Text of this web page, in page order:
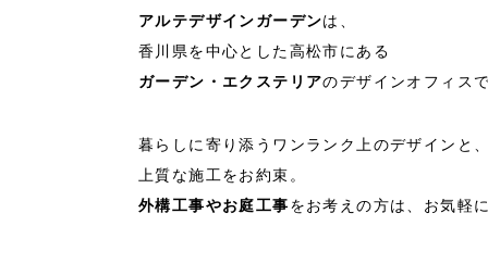
アルテデザインガーデンは、
香川県を中心とした高松市にある
ガーデン・エクステリアのデザインオフィスで
暮らしに寄り添うワンランク上のデザインと、
上質な施工をお約束。
外構工事やお庭工事をお考えの方は、お気軽